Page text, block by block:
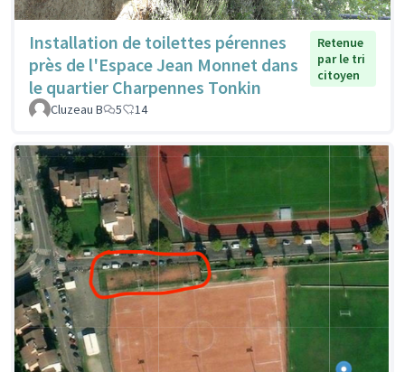
Installation de toilettes pérennes
près de l'Espace Jean Monnet dans
le quartier Charpennes Tonkin
Retenue
par le tri
citoyen
Cluzeau B 5 14